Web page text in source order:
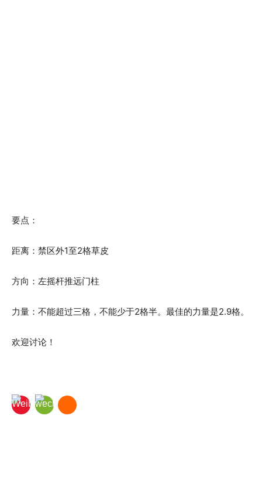
要点：
距离：禁区外1至2格草皮
方向：左摇杆推远门柱
力量：不能超过三格，不能少于2格半。最佳的力量是2.9格。
欢迎讨论！